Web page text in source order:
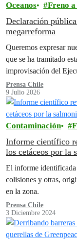
Oceanos Freno
Declaración
megarreforma
Queremos expresar
que se ha tramitado
improvisación del
acelerada, realizada
Prensa Chile
9 Julio 2026
Contaminación
Informe científico
los cetáceos por la
El informe identificada
colisiones y otras,
en la zona.
Prensa Chile
3 Diciembre 2024